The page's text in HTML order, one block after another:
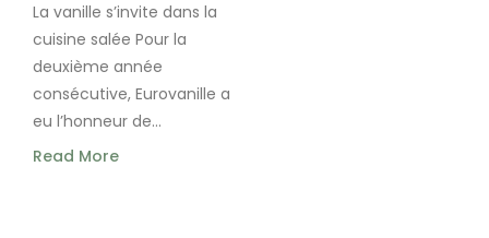
La vanille s’invite dans la
cuisine salée Pour la
deuxième année
consécutive, Eurovanille a
eu l’honneur de...
Read More